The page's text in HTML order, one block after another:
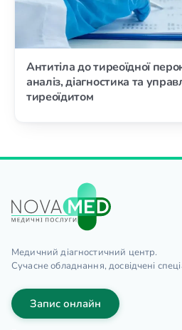
Антитіла до тиреоїдної
аналіз, діагностика та
тиреоїдитом
Медичний діагностичний центр.
Сучасне обладнання, досвідчені
Запис онлайн